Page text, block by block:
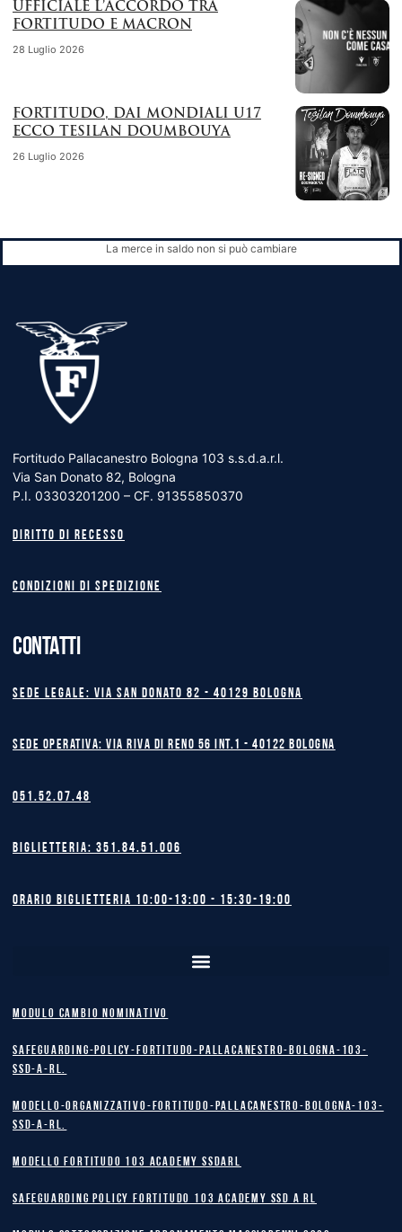
UFFICIALE L’ACCORDO TRA
FORTITUDO E MACRON
28 Luglio 2026
FORTITUDO, DAI MONDIALI U17
ECCO TESILAN DOUMBOUYA
26 Luglio 2026
La merce in saldo non si può cambiare
Fortitudo Pallacanestro Bologna 103 s.s.d.a.r.l.
Via San Donato 82, Bologna
P.I. 03303201200 – CF. 91355850370
Diritto di recesso
Condizioni di spedizione
CONTATTI
Sede legale: Via San Donato 82 - 40129 BOLOGNA
Sede operativa: Via Riva di Reno 56 int.1 - 40122 BOLOGNA
051.52.07.48
Biglietteria: 351.84.51.006
Orario biglietteria 10:00-13:00 - 15:30-19:00
MODULO CAMBIO NOMINATIVO
safeguarding-policy-Fortitudo-Pallacanestro-Bologna-103-
SSD-A-RL.
Modello-Organizzativo-Fortitudo-Pallacanestro-Bologna-103-
SSD-A-RL.
MODELLO FORTITUDO 103 ACADEMY SSDARL
safeguarding policy Fortitudo 103 Academy SSD A RL